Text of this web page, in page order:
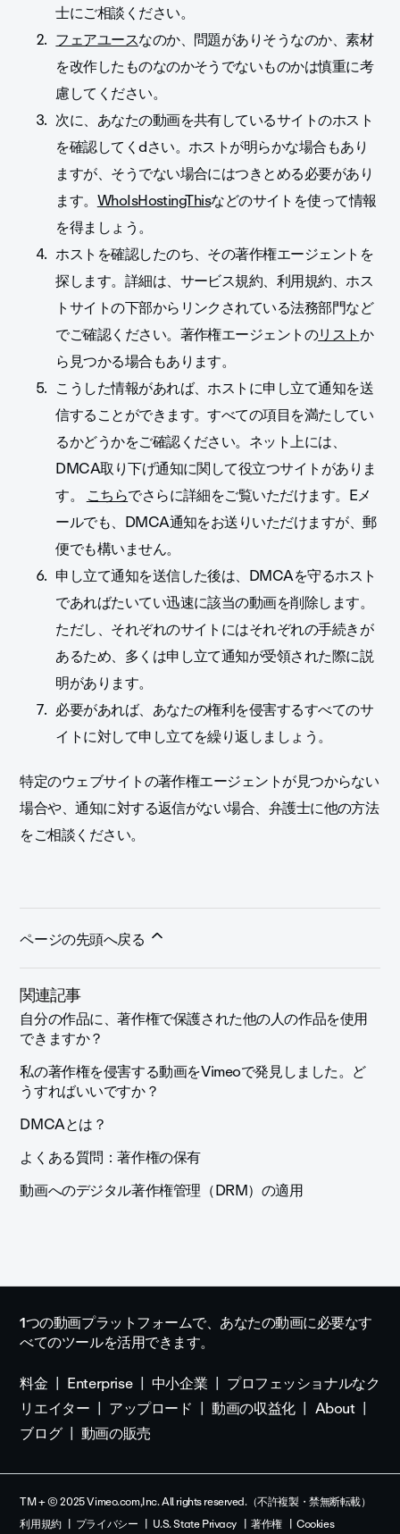
士にご相談ください。
フェアユースなのか、問題がありそうなのか、素材
を改作したものなのかそうでないものかは慎重に考
慮してください。
次に、あなたの動画を共有しているサイトのホスト
を確認してくdさい。ホストが明らかな場合もあり
ますが、そうでない場合にはつきとめる必要があり
ます。WhoIsHostingThisなどのサイトを使って情報
を得ましょう。
ホストを確認したのち、その著作権エージェントを
探します。詳細は、サービス規約、利用規約、ホス
トサイトの下部からリンクされている法務部門など
でご確認ください。著作権エージェントのリストか
ら見つかる場合もあります。
こうした情報があれば、ホストに申し立て通知を送
信することができます。すべての項目を満たしてい
るかどうかをご確認ください。ネット上には、
DMCA取り下げ通知に関して役立つサイトがありま
す。こちらでさらに詳細をご覧いただけます。Eメ
ールでも、DMCA通知をお送りいただけますが、郵
便でも構いません。
申し立て通知を送信した後は、DMCAを守るホスト
であればたいてい迅速に該当の動画を削除します。
ただし、それぞれのサイトにはそれぞれの手続きが
あるため、多くは申し立て通知が受領された際に説
明があります。
必要があれば、あなたの権利を侵害するすべてのサ
イトに対して申し立てを繰り返しましょう。
特定のウェブサイトの著作権エージェントが見つからない
場合や、通知に対する返信がない場合、弁護士に他の方法
をご相談ください。
ページの先頭へ戻る
関連記事
自分の作品に、著作権で保護された他の人の作品を使用
できますか？
私の著作権を侵害する動画をVimeoで発見しました。ど
うすればいいですか？
DMCAとは？
よくある質問：著作権の保有
動画へのデジタル著作権管理（DRM）の適用
1つの動画プラットフォームで、あなたの動画に必要なす
べてのツールを活用できます。
料金
Enterprise 中小企業
プロフェッショナルなク
リエイター
アップロード 動画の収益化
About
ブログ
動画の販売
TM + © 2025 Vimeo.com,Inc. All rights reserved.（不許複製・禁無断転載）
利用規約
プライバシー U.S. State Privacy 著作権 Cookies